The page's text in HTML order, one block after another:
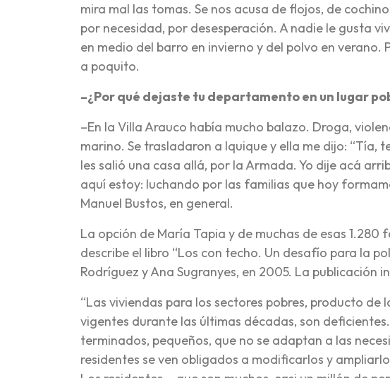
mira mal las tomas. Se nos acusa de flojos, de
por necesidad, por desesperación. A nadie le gusta
en medio del barro en invierno y del polvo en verano.
a poquito.
–¿Por qué dejaste tu departamento en un lugar
–En la Villa Arauco había mucho balazo. Droga,
marino. Se trasladaron a Iquique y ella me dijo: “Tía,
les salió una casa allá, por la Armada. Yo dije acá
aquí estoy: luchando por las familias que hoy
Manuel Bustos, en general.
La opción de María Tapia y de muchas de esas
describe el libro “Los con techo. Un desafío para la
Rodríguez y Ana Sugranyes, en 2005. La publicación
“Las viviendas para los sectores pobres, producto
vigentes durante las últimas décadas, son
terminados, pequeños, que no se adaptan a las
residentes se ven obligados a modificarlos y